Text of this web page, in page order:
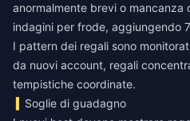
anormalmente brevi o
indagini per frode, aggiungendo
I pattern dei regali sono
da nuovi account, regali
tempistiche coordinate.
Soglie di guadagno